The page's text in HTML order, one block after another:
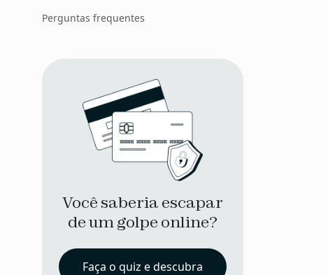
Perguntas frequentes
Você saberia escapar
de um golpe online?
Faça o quiz e descubra